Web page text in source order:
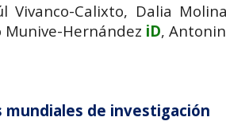
Vivanco-Calixto, Dalia
Munive-Hernández iD,
de investigación